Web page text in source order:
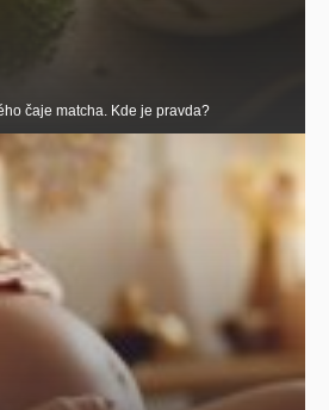
čaje matcha. Kde je pravda?